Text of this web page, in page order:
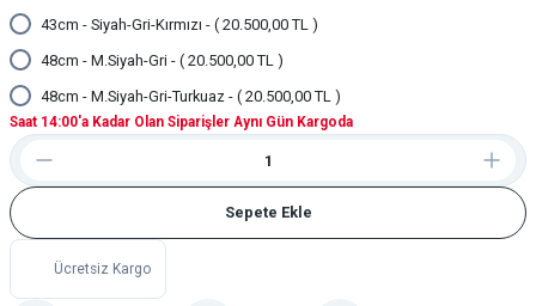
Saat 14:00'a Kadar Olan Siparişler Aynı Gün Kargoda
43cm - Siyah-Gri-Kırmızı - ( 20.500,00 TL )
48cm - M.Siyah-Gri - ( 20.500,00 TL )
48cm - M.Siyah-Gri-Turkuaz - ( 20.500,00 TL )
Sepete Ekle
Ücretsiz Kargo